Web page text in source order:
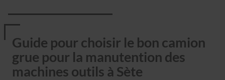
Guide pour choisir le bon camion
grue pour la manutention des
machines outils à Sète